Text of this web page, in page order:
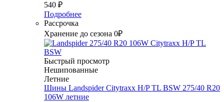
540 ₽
Подробнее
Рассрочка
Хранение до сезона 0₽
Быстрый просмотр
Нешипованные
Летние
Шины Landspider Citytraxx H/P TL BSW 275/40 R20
106W летние